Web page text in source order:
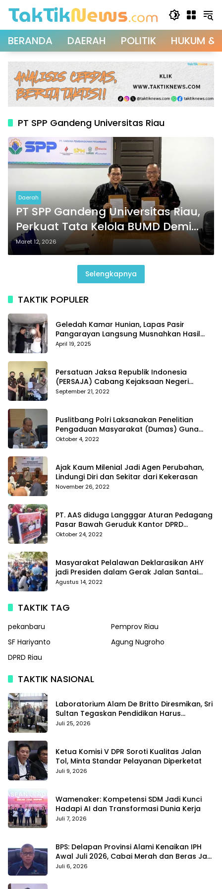
BERANDA DAERAH POLITIK HUKUM &
PT SPP Gandeng Universitas Riau
Daerah
PT SPP Gandeng Universitas Riau,
Perkuat Tata Kelola BUMD Demi
Tingkatkan PAD Pekanbaru
Maret 12, 2026
Selengkapnya
TAKTIK POPULER
Geledah Kamar Hunian, Lapas Pasir
Pangarayan Langsung Musnahkan Hasil
Temuan
April 19, 2025
Persatuan Jaksa Republik Indonesia
(PERSAJA) Cabang Kejaksaan Negeri
Tanggamus resmi melaporkan Alvin Lim ke
September 21, 2022
Puslitbang Polri Laksanakan Penelitian
Pengaduan Masyarakat (Dumas) Guna
Meningkatkan Profesionalisme Personil Polri
Oktober 4, 2022
Ajak Kaum Milenial Jadi Agen Perubahan,
Lindungi Diri dan Sekitar dari Kekerasan
November 26, 2022
PT. AAS diduga Langggar Aturan Pedagang
Pasar Bawah Geruduk Kantor DPRD
Pekanbaru
Oktober 24, 2022
Masyarakat Pelalawan Deklarasikan AHY
jadi Presiden dalam Gerak Jalan Santai
Partai Demokrat
Agustus 14, 2022
TAKTIK TAG
pekanbaru
Pemprov Riau
SF Hariyanto
Agung Nugroho
DPRD Riau
TAKTIK NASIONAL
Laboratorium Alam De Britto Diresmikan, Sri
Sultan Tegaskan Pendidikan Harus
Membentuk Karakter
Juli 25, 2026
Ketua Komisi V DPR Soroti Kualitas Jalan
Tol, Minta Standar Pelayanan Diperketat
Juli 9, 2026
Wamenaker: Kompetensi SDM Jadi Kunci
Hadapi AI dan Transformasi Dunia Kerja
Juli 7, 2026
BPS: Delapan Provinsi Alami Kenaikan IPH
Awal Juli 2026, Cabai Merah dan Beras Jadi
Pemicu
Juli 6, 2026